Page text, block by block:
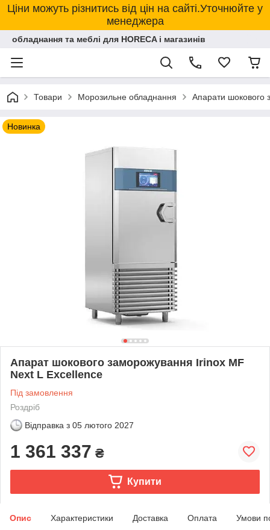
Ціни можуть різнитись від цін на сайті.Уточнюйте у
менеджера
обладнання та меблі для HORECA і магазинів
Товари Морозильне обладнання Апарати шокового
Новинка
Апарат шокового заморожування Irinox MF
Next L Excellence
Під замовлення
Роздріб
Відправка з 05 лютого 2027
1 361 337 ₴
Купити
Опис Характеристики Доставка Оплата Умови